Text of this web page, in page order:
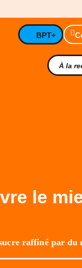
BPT+
le
raffiné par du